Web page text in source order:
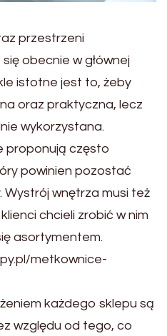
przestrzeni
obecnie w głównej
istotne jest to, żeby
oraz praktyczna, lecz
wykorzystana.
proponują często
powinien pozostać
wnętrza musi też
chcieli zrobić w nim
asortymentem.
metkownice-
każdego sklepu są
względu od tego, co